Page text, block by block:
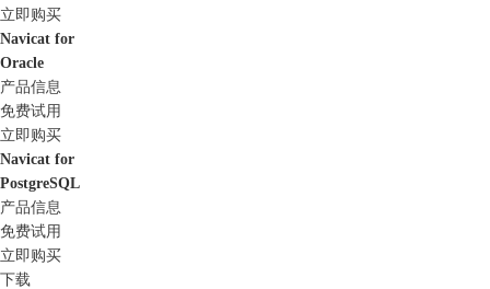
立即购买
Navicat for
Oracle
产品信息
免费试用
立即购买
Navicat for
PostgreSQL
产品信息
免费试用
立即购买
下载